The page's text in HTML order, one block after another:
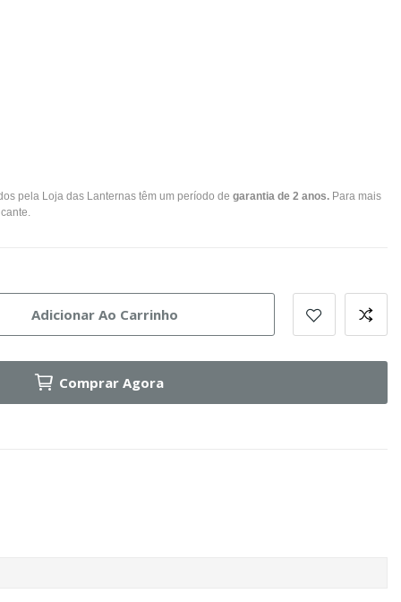
pela Loja das Lanternas têm um período de garantia de 2 anos. Para mais
Adicionar Ao Carrinho
Comprar Agora